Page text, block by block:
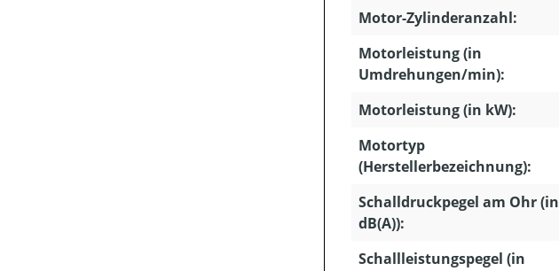
Motor-Zylinderanzahl:
Motorleistung (in
Umdrehungen/min):
Motorleistung (in kW):
Motortyp
(Herstellerbezeichnung):
Schalldruckpegel am Ohr (in
dB(A)):
Schallleistungspegel (in